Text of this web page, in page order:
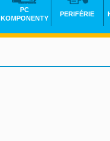
PC
KOMPONENTY
PERIFÉRIE